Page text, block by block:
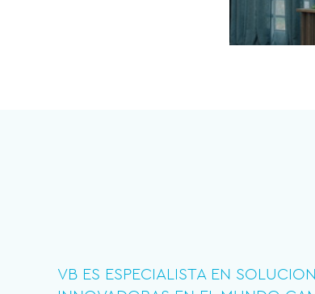
VB ES ESPECIALISTA EN